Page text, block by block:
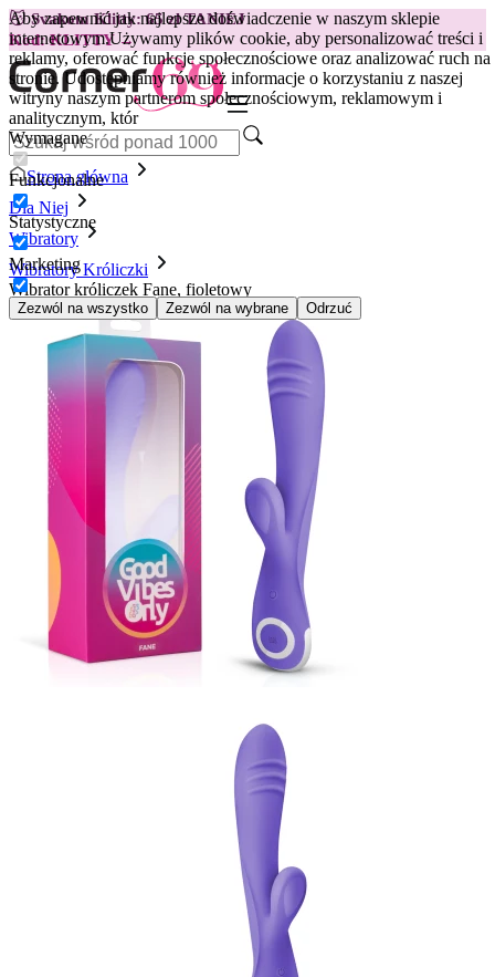
Aby zapewnić jak najlepsze doświadczenie w naszym sklepie
internetowym.Używamy plików cookie, aby personalizować treści i
reklamy, oferować funkcje społecznościowe oraz analizować ruch na
stronie. Udostępniamy również informacje o korzystaniu z naszej
witryny naszym partnerom społecznościowym, reklamowym i
analitycznym, któr
Wymagane
Funkcjonalne
Statystyczne
Marketing
Zezwól na wszystko Zezwól na wybrane Odrzuć
😽Svakom Klitty: 65 zł TANIEJ
Kod: KLITTY →
Strona główna
Dla Niej
Wibratory
Wibratory Króliczki
Wibrator króliczek Fane, fioletowy